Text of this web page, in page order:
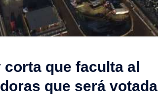
corta que faculta al
que será votada